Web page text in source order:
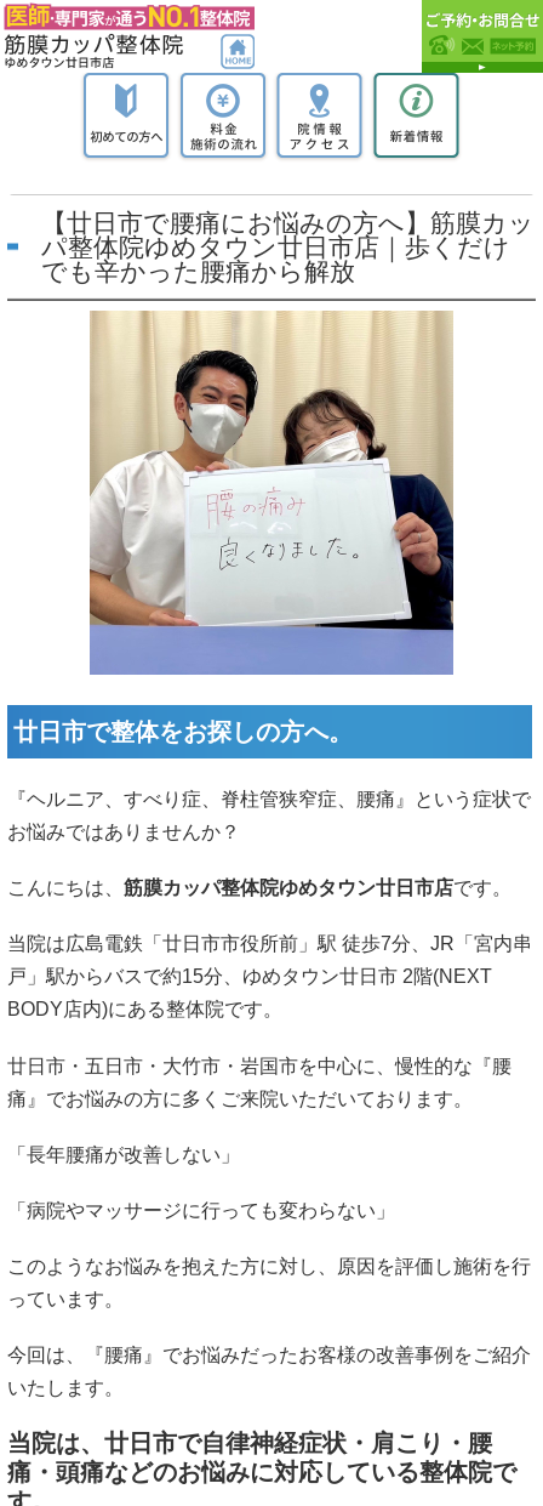
【廿日市で腰痛にお悩みの方へ】筋膜カッ
パ整体院ゆめタウン廿日市店｜歩くだけ
でも辛かった腰痛から解放
廿日市で整体をお探しの方へ。
『ヘルニア、すべり症、脊柱管狭窄症、腰痛』という症状で
お悩みではありませんか？
こんにちは、 筋膜カッパ整体院ゆめタウン廿日市店です。
当院は広島電鉄「廿日市市役所前」駅 徒歩7分、JR「宮内串
戸」駅からバスで約15分、ゆめタウン廿日市 2階(NEXT
BODY店内)にある整体院です。
廿日市・五日市・大竹市・岩国市を中心に、慢性的な『腰
痛』でお悩みの方に多くご来院いただいております。
「長年腰痛が改善しない」
「病院やマッサージに行っても変わらない」
このようなお悩みを抱えた方に対し、原因を評価し施術を行
っています。
今回は、『腰痛』でお悩みだったお客様の改善事例をご紹介
いたします。
当院は、廿日市で自律神経症状・肩こり・腰
痛・頭痛などのお悩みに対応している整体院で
す。